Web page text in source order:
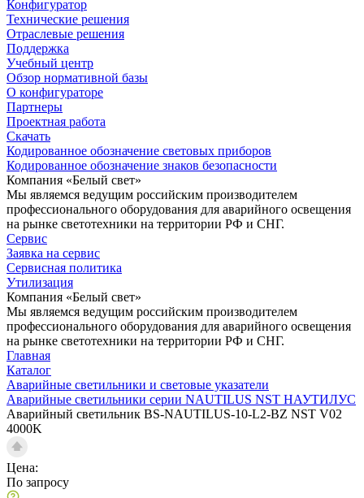
Конфигуратор
Технические решения
Отраслевые решения
Поддержка
Учебный центр
Обзор нормативной базы
О конфигураторе
Партнеры
Проектная работа
Скачать
Кодированное обозначение световых приборов
Кодированное обозначение знаков безопасности
Компания «Белый свет»
Мы являемся ведущим российским производителем
профессионального оборудования для аварийного освещения
на рынке светотехники на территории РФ и СНГ.
Сервис
Заявка на сервис
Сервисная политика
Утилизация
Компания «Белый свет»
Мы являемся ведущим российским производителем
профессионального оборудования для аварийного освещения
на рынке светотехники на территории РФ и СНГ.
Главная
Каталог
Аварийные светильники и световые указатели
Аварийные светильники серии NAUTILUS NST НАУТИЛУС
Аварийный светильник BS-NAUTILUS-10-L2-BZ NST V02
4000K
Цена:
По запросу